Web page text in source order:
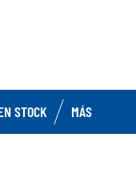
STOCK MÁS